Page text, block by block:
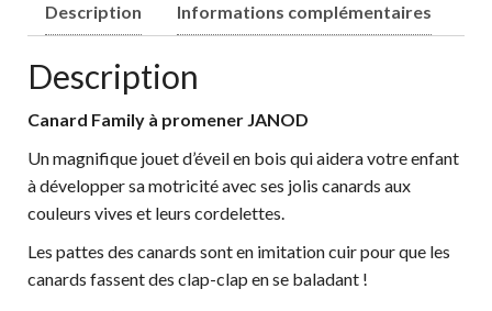
Description Informations complémentaires
Description
Canard Family à promener JANOD
Un magnifique jouet d’éveil en bois qui aidera votre enfant
à développer sa motricité avec ses jolis canards aux
couleurs vives et leurs cordelettes.
Les pattes des canards sont en imitation cuir pour que les
canards fassent des clap-clap en se baladant !